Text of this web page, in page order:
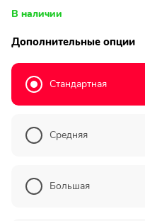
Тымовское,
обл.
В наличии
Дополнительные опции
Стандартная
Средняя
Большая